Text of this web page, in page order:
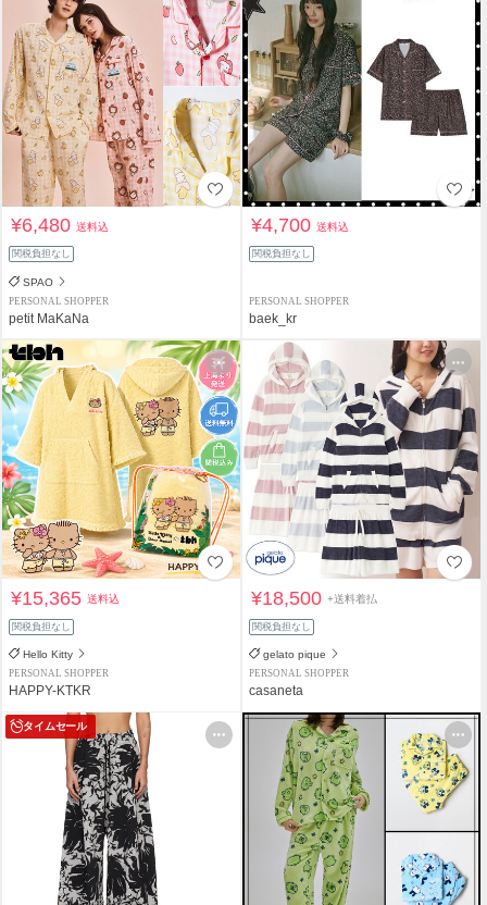
¥6,480送料込
関税負担なし
SPAO
PERSONAL SHOPPER
petit MaKaNa
¥4,700送料込
関税負担なし
PERSONAL SHOPPER
baek_kr
¥15,365送料込
関税負担なし
Hello Kitty
PERSONAL SHOPPER
HAPPY-KTKR
¥18,500+送料着払
関税負担なし
gelato pique
PERSONAL SHOPPER
casaneta
タイムセール